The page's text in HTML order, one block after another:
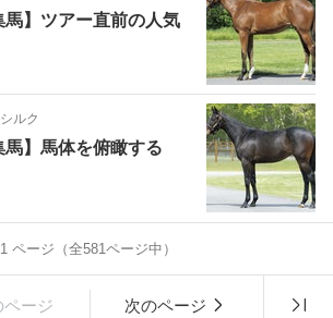
馬】ツアー直前の人気
シルク
馬】馬体を俯瞰する
1 ページ（全581ページ中）
ページ 次のページ